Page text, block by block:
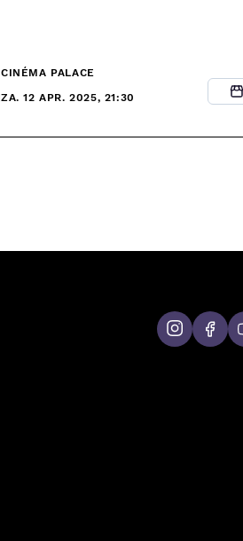
CINÉMA PALACE
ZA. 12 APR. 2025, 21:30